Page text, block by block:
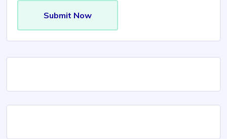
Submit Now